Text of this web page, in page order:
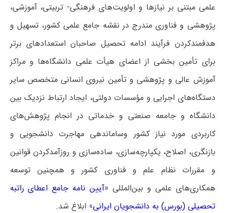
علمی مبتنی بر نیازها و اولویت‌های فرهنگی- تربیتی، آموزشی،
پژوهشی و فناوری مندرج در نقشه جامع علمی کشور، تسهیل و
هدفمندکردن فرآیند ادامه تحصیل صاحبان استعدادهای برتر
برای تأمین بخشی از اعضای هیأت علمی دانشگاه‌ها و مراکز
آموزش عالی و پژوهشی و تأمین نیروی انسانی متخصص سایر
دستگاه‌های اجرایی و مؤسسات دولتی، ایجاد ارتباط نزدیک بین
دانشگاه و جامعه صنعتی و خدماتی در انجام پژوهش‌های
کاربردی مورد نیاز کشور وساماندهی مهاجرت دانشجویی و
بازنگری، اصلاح، یکپارچه‌سازی، ساده‌سازی و روزآمدکردن قوانین
و مقررات نظام علم و فناوری کشور و همچنین توسعه
همکاری‌های علمی و بین‌المللی «آیین نامه جامع اعطای راتبه
تحصیلی (بورس) به دانشجویان ایرانی» ابلاغ شد.